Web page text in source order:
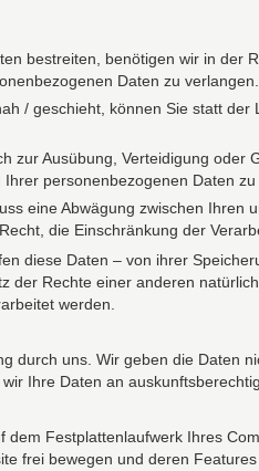
bestreiten, benötigen wir in der
Daten zu verlangen.
/ geschieht, können Sie statt
Ausübung, Verteidigung oder
personenbezogenen Daten zu
eine Abwägung zwischen Ihren
die Einschränkung der
diese Daten – von ihrer
Rechte einer anderen
werden.
uns. Wir geben die Daten
Ihre Daten an
Festplattenlaufwerk Ihres
frei bewegen und deren